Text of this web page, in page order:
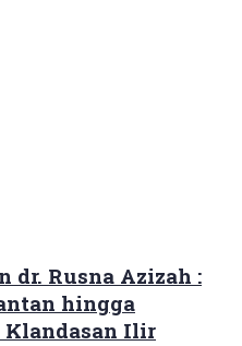
dr. Rusna Azizah :
hingga
Klandasan Ilir